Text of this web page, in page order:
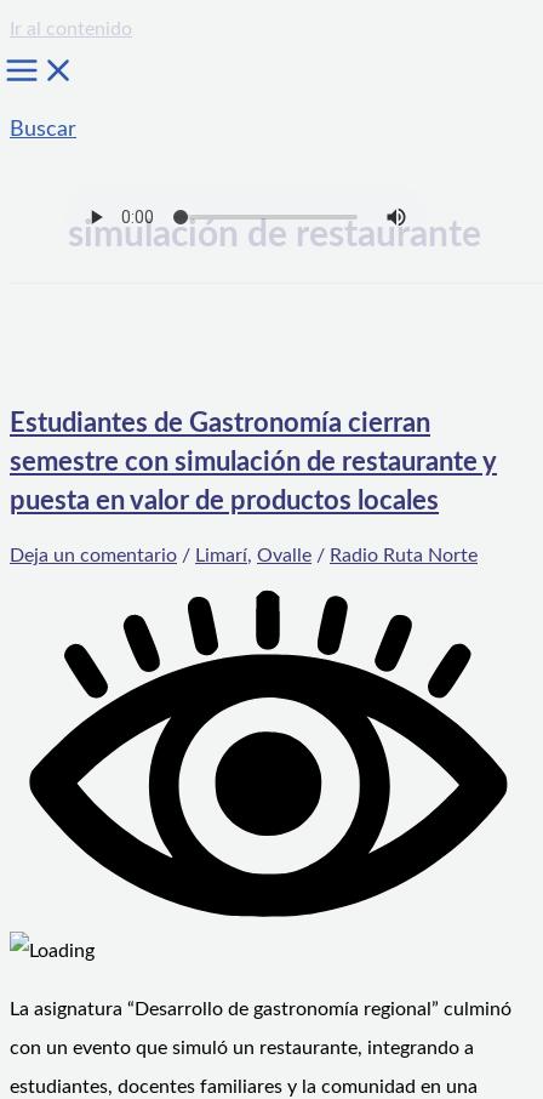
Ir al contenido
Buscar
simulación de restaurante
Estudiantes de Gastronomía cierran
semestre con simulación de restaurante y
puesta en valor de productos locales
Deja un comentario / Limarí, Ovalle / Radio Ruta Norte
La asignatura “Desarrollo de gastronomía regional” culminó
con un evento que simuló un restaurante, integrando a
estudiantes, docentes familiares y la comunidad en una